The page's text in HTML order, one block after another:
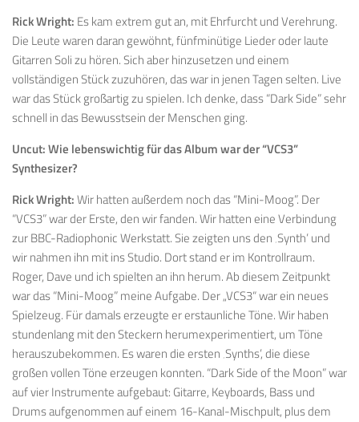
Rick Wright: Es kam extrem gut an, mit Ehrfurcht und Verehrung.
Die Leute waren daran gewöhnt, fünfminütige Lieder oder laute
Gitarren Soli zu hören. Sich aber hinzusetzen und einem
vollständigen Stück zuzuhören, das war in jenen Tagen selten. Live
war das Stück großartig zu spielen. Ich denke, dass “Dark Side” sehr
schnell in das Bewusstsein der Menschen ging.
Uncut:Wie lebenswichtig für das Album war der “VCS3”
Synthesizer?
Rick Wright:Wir hatten außerdem noch das “Mini-Moog”. Der
“VCS3” war der Erste, den wir fanden. Wir hatten eine Verbindung
zur BBC-Radiophonic Werkstatt. Sie zeigten uns den ‚Synth’ und
wir nahmen ihn mit ins Studio. Dort stand er im Kontrollraum.
Roger, Dave und ich spielten an ihn herum. Ab diesem Zeitpunkt
war das “Mini-Moog” meine Aufgabe. Der „VCS3“ war ein neues
Spielzeug. Für damals erzeugte er erstaunliche Töne. Wir haben
stundenlang mit den Steckern herumexperimentiert, um Töne
herauszubekommen. Es waren die ersten ‚Synths’, die diese
großen vollen Töne erzeugen konnten. “Dark Side of the Moon” war
auf vier Instrumente aufgebaut: Gitarre, Keyboards, Bass und
Drums aufgenommen auf einem 16-Kanal-Mischpult, plus dem